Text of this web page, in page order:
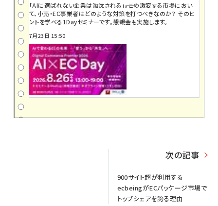
「AIに選ばれない企業は淘汰される」――。この激変する市場におい
て、小売・EC事業者はどのような対策を打つべきなのか？ そのヒ
ントを学べる1Dayセミナーです。懇親会も実施します。
7月23日 15:50
次の記事
900サイト超が利用する
ecbeingがECパッケージ市場で
トップシェアを誇る理由